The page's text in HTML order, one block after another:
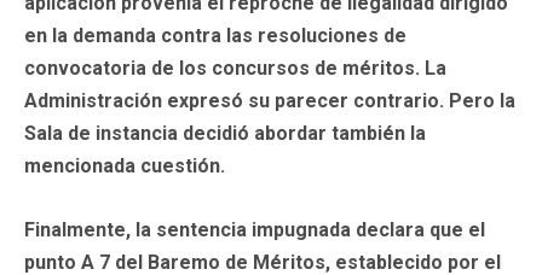
en la demanda contra las resoluciones de
convocatoria de los concursos de méritos. La
Administración expresó su parecer contrario. Pero la
Sala de instancia decidió abordar también la
mencionada cuestión.
Finalmente, la sentencia impugnada declara que el
punto A 7 del Baremo de Méritos, establecido por el